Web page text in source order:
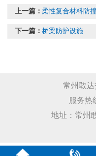
上一篇：柔性复合材料防
下一篇：桥梁防护设施
常州敢达
服务热
地址：常州